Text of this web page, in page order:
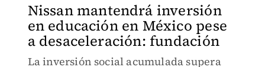
Nissan mantendrá inversión
en educación en México pese
a desaceleración: fundación
La inversión social acumulada supera